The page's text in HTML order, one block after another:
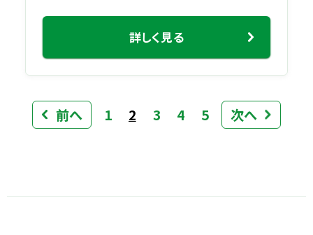
詳しく見る
前へ 1 2 3 4 5 次へ